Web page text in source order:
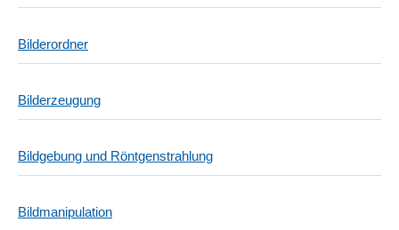
Bilderordner
Bilderzeugung
Bildgebung und Röntgenstrahlung
Bildmanipulation